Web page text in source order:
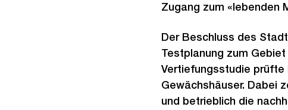
Zugang zum «lebenden
Der Beschluss des
Testplanung zum
Vertiefungsstudie prüfte
Gewächshäuser. Dabei
und betrieblich die